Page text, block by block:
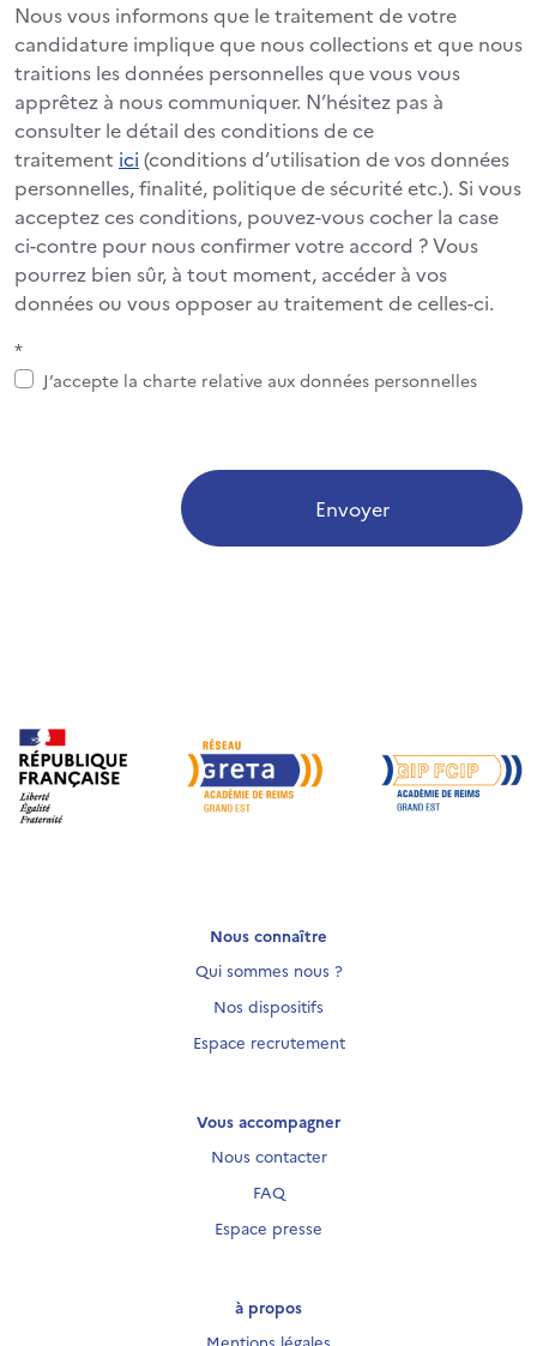
Nous vous informons que le traitement de votre
candidature implique que nous collections et que nous
traitions les données personnelles que vous vous
apprêtez à nous communiquer. N’hésitez pas à
consulter le détail des conditions de ce
traitement ici (conditions d’utilisation de vos données
personnelles, finalité, politique de sécurité etc.). Si vous
acceptez ces conditions, pouvez-vous cocher la case
ci-contre pour nous confirmer votre accord ? Vous
pourrez bien sûr, à tout moment, accéder à vos
données ou vous opposer au traitement de celles-ci.
*
J’accepte la charte relative aux données personnelles
Envoyer
Nous connaître
Qui sommes nous ?
Nos dispositifs
Espace recrutement
Vous accompagner
Nous contacter
FAQ
Espace presse
à propos
Mentions légales